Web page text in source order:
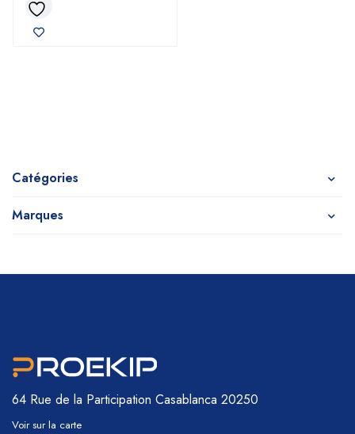
Catégories
Marques
64 Rue de la Participation Casablanca 20250
Voir sur la carte